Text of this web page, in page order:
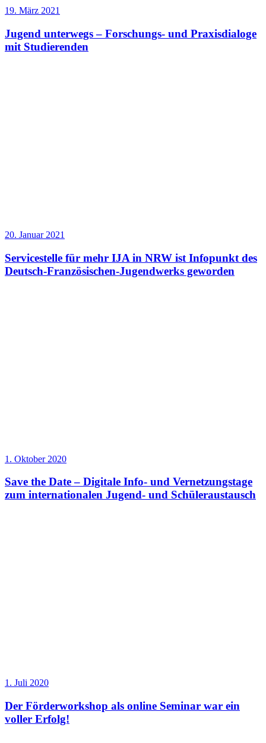
19. März 2021
Jugend unterwegs – Forschungs- und Praxisdialoge
mit Studierenden
20. Januar 2021
Servicestelle für mehr IJA in NRW ist Infopunkt des
Deutsch-Französischen-Jugendwerks geworden
1. Oktober 2020
Save the Date – Digitale Info- und Vernetzungstage
zum internationalen Jugend- und Schüleraustausch
1. Juli 2020
Der Förderworkshop als online Seminar war ein
voller Erfolg!